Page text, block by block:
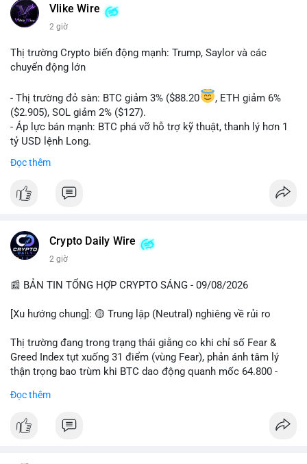
SAGA", "short SPCX", và "đã ngồi ăn ở khách sạn 5*" (từ bài
đăng Binance Square). Tin tức về BIP-110 Bitcoin và SKR token
BNB Smart Chain.
Sợ hãi do chỉ số thấp nhưng xu hướng memecoin và tin tức
tích cực (BTC ETF, SKR) tạo áp lực lên giá. Rủi ro từ các đề cày
SPCX và SAGA vẫn cao. Cần theo dõi xu hướng "long" hoặc
"short" theo chiến lược cá nhân.
📊 Nguồn: Radar Tâm Lý Thị Trường
Vlike Wire
2 giờ
Thị trường Crypto biến động mạnh: Trump, Saylor và các
chuyển động lớn
- Thị trường đỏ sàn: BTC giảm 3% ($88.20
, ETH giảm 6%
($2.905), SOL giảm 2% ($127).
- Áp lực bán mạnh: BTC phá vỡ hỗ trợ kỹ thuật, thanh lý hơn 1
tỷ USD lệnh Long.
- Tin tức quan trọng: Trump Media dự kiến airdrop token cho
cổ đông vào tháng 2.
- Định chế tài chính: Delaware Life đưa BTC vào sản phẩm bảo
hiểm; Galaxy Digital lập quỹ đầu tư 100 triệu USD.
#binancesquare
$btc $eth $sol $xrp
#vlikevn #titanbot
📰 Nguồn: Decrypt
Đọc thêm
Crypto Daily Wire
2 giờ
📰 BẢN TIN TỔNG HỢP CRYPTO SÁNG - 09/08/2026
[Xu hướng chung]: 🟡 Trung lập (Neutral) nghiêng về rủi ro
Thị trường đang trong trạng thái giằng co khi chỉ số Fear &
Greed Index tụt xuống 31 điểm (vùng Fear), phản ánh tâm lý
thận trọng bao trùm khi BTC dao động quanh mốc 64.800 -
giao dịch BTC lớn được ghi nhận trong 24h qua, tổng trị giá
Đọc thêm